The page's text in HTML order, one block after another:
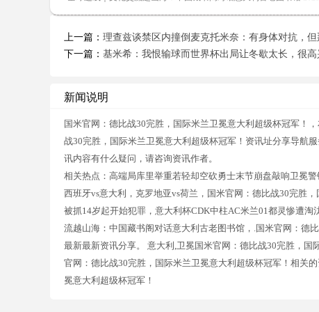
上一篇： 理查兹谈禁区内撞倒麦克托米奈：有身体对抗，
下一篇： 基米希：我恨输球而世界杯出局让冬歇太长，很高
新闻说明
国米官网：德比战30完胜，国际米兰卫冕意大利超级杯冠军！
战30完胜，国际米兰卫冕意大利超级杯冠军！资讯址分享导航
讯内容有什么疑问，请咨询资讯作者。
相关热点：高端局库里举重若轻却空砍勇士末节崩盘敲响卫冕
西班牙vs意大利，克罗地亚vs荷兰，国米官网：德比战30完胜
被抓14岁起开始犯罪，意大利杯CDK中柱AC米兰01都灵惨遭
流越山海：中国藏书阁对话意大利古老图书馆，.国米官网：德
最新最新资讯分享。 意大利,卫冕国米官网：德比战30完胜，
官网：德比战30完胜，国际米兰卫冕意大利超级杯冠军！相关
冕意大利超级杯冠军！